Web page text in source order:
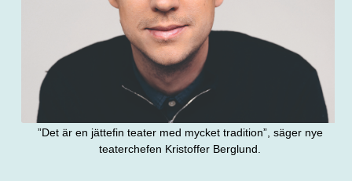
”Det är en jättefin teater med mycket tradition”, säger nye
teaterchefen Kristoffer Berglund.